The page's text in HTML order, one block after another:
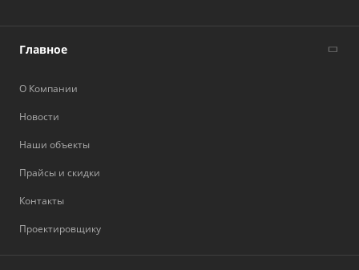
Главное
О Компании
Новости
Наши объекты
Прайсы и скидки
Контакты
Проектировщику